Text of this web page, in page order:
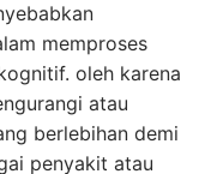
memproses
oleh karena
atau
berlebihan demi
penyakit atau